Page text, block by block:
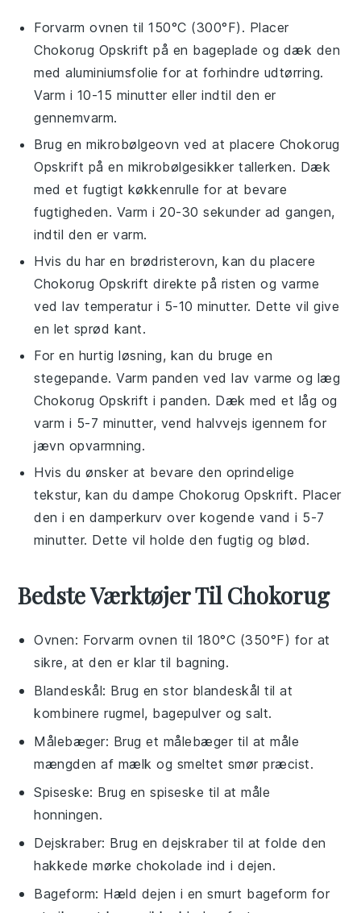
Forvarm ovnen til 150°C (300°F). Placer
Chokorug Opskrift på en bageplade og dæk den
med aluminiumsfolie for at forhindre udtørring.
Varm i 10-15 minutter eller indtil den er
gennemvarm.
Brug en mikrobølgeovn ved at placere Chokorug
Opskrift på en mikrobølgesikker tallerken. Dæk
med et fugtigt køkkenrulle for at bevare
fugtigheden. Varm i 20-30 sekunder ad gangen,
indtil den er varm.
Hvis du har en brødristerovn, kan du placere
Chokorug Opskrift direkte på risten og varme
ved lav temperatur i 5-10 minutter. Dette vil give
en let sprød kant.
For en hurtig løsning, kan du bruge en
stegepande. Varm panden ved lav varme og læg
Chokorug Opskrift i panden. Dæk med et låg og
varm i 5-7 minutter, vend halvvejs igennem for
jævn opvarmning.
Hvis du ønsker at bevare den oprindelige
tekstur, kan du dampeChokorug Opskrift. Placer
den i en damperkurv over kogende vand i 5-7
minutter. Dette vil holde den fugtig og blød.
Bedste Værktøjer Til Chokorug
Ovnen: Forvarm ovnen til 180°C (350°F) for at
sikre, at den er klar til bagning.
Blandeskål: Brug en stor blandeskål til at
kombinere rugmel, bagepulver og salt.
Målebæger: Brug et målebæger til at måle
mængden af mælk og smeltet smør præcist.
Spiseske: Brug en spiseske til at måle
honningen.
Dejskraber: Brug en dejskraber til at folde den
hakkede mørke chokolade ind i dejen.
Bageform: Hæld dejen i en smurt bageform for